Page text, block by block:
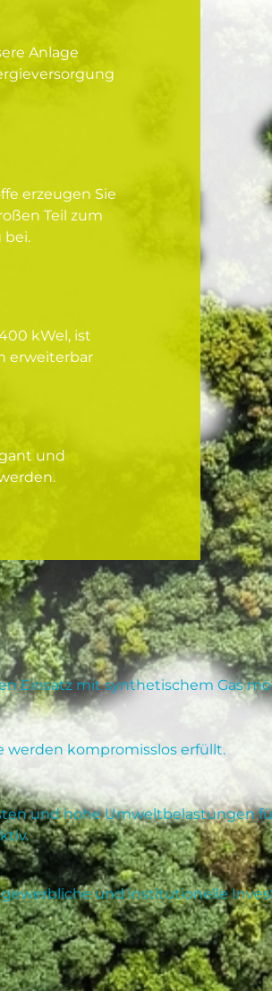
Anlage
erzeugen Sie
Teil zum
bei.
kWel, ist
erweiterbar
und
Einsatz mit synthetischem Gas
werden kompromisslos erfüllt.
und hohe Umweltbelastungen
und institutionelle